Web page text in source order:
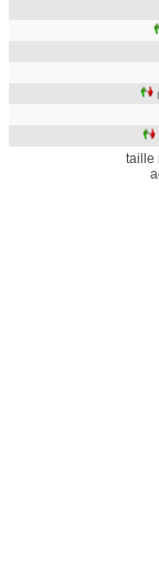
taille